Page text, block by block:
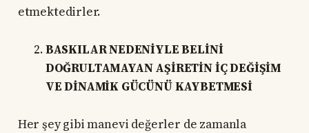
etmektedirler.
BASKILAR NEDENİYLE BELİNİ
DOĞRULTAMAYAN AŞİRETİN İÇ DEĞİŞİM
VE DİNAMİK GÜCÜNÜ KAYBETMESİ
Her şey gibi manevi değerler de zamanla